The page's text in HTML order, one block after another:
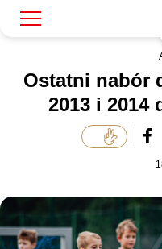
Klub
Akademia
Ostatni nabór
2013 i 2014